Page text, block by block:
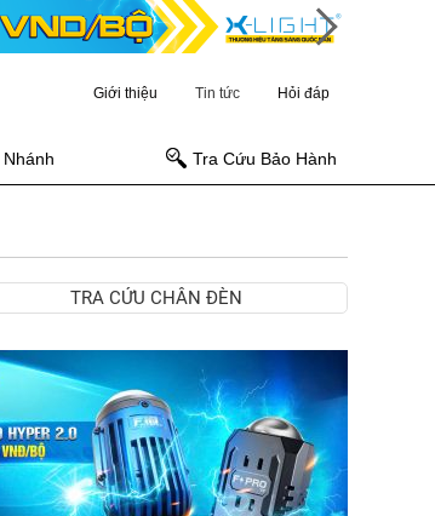
Giới thiệu Tin tức Hỏi đáp
Nhánh Tra Cứu Bảo Hành
TRA CỨU CHÂN ĐÈN